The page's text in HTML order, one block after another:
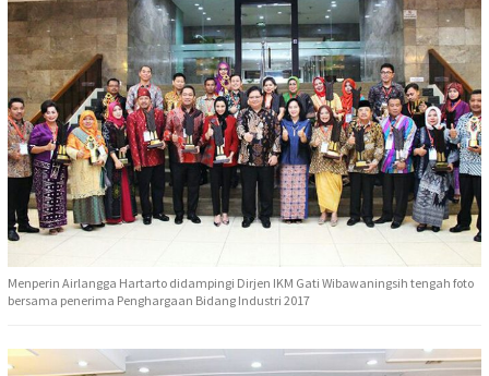
Menperin Airlangga Hartarto didampingi Dirjen IKM Gati Wibawaningsih tengah foto
bersama penerima Penghargaan Bidang Industri 2017